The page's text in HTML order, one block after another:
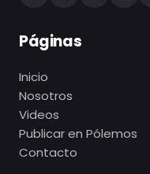
Páginas
Inicio
Nosotros
Videos
Publicar en Pólemos
Contacto